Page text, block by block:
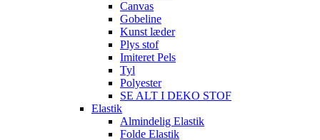
Canvas
Gobeline
Kunst læder
Plys stof
Imiteret Pels
Tyl
Polyester
SE ALT I DEKO STOF
Elastik
Almindelig Elastik
Folde Elastik